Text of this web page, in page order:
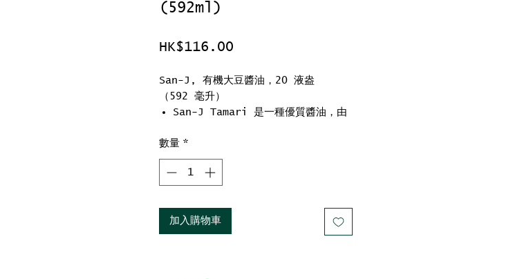
(592ml)
HK$116.00價
San-J, 有機大豆醬油，20 液盎
（592 毫升）
San-J Tamari 是一種優質醬油，由
含 40-60% 的大豆不同。
更多的大豆蛋白創造出更豐富、更復雜
的風味，比普通醬油多出 30% 以上的
含 18 種氨基酸，包括所有九種必需
氨基酸。
數量 *
加入購物車